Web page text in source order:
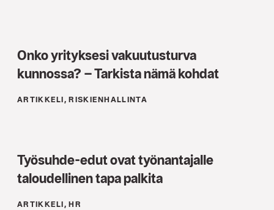
Onko yrityksesi vakuutusturva
kunnossa? – Tarkista nämä kohdat
ARTIKKELI, RISKIENHALLINTA
Työsuhde-edut ovat työnantajalle
taloudellinen tapa palkita
ARTIKKELI, HR